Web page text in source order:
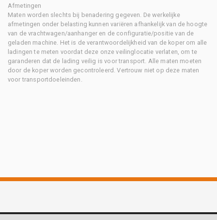
Afmetingen
Maten worden slechts bij benadering gegeven. De werkelijke
afmetingen onder belasting kunnen variëren afhankelijk van de hoogte
van de vrachtwagen/aanhanger en de configuratie/positie van de
geladen machine. Het is de verantwoordelijkheid van de koper om alle
ladingen te meten voordat deze onze veilinglocatie verlaten, om te
garanderen dat de lading veilig is voor transport. Alle maten moeten
door de koper worden gecontroleerd. Vertrouw niet op deze maten
voor transportdoeleinden.